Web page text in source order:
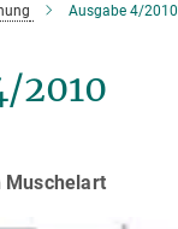
Ausgabe 4/2010
2010
Muschelart